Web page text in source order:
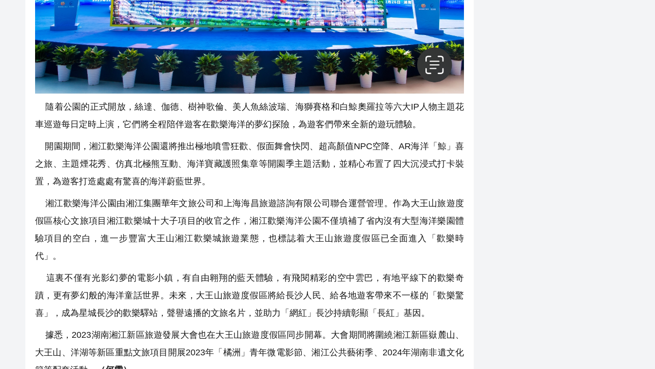
隨着公園的正式開放，絲達、伽德、樹神歌倫、美人魚絲波瑞、海獅賽格和白鯨奧羅拉等六大IP人物主題花
車巡遊每日定時上演，它們將全程陪伴遊客在歡樂海洋的夢幻探險，為遊客們帶來全新的遊玩體驗。
開園期間，湘江歡樂海洋公園還將推出極地噴雪狂歡、假面舞會快閃、超高顏值NPC空降、AR海洋「鯨」喜
之旅、主題煙花秀、仿真北極熊互動、海洋寶藏護照集章等開園季主題活動，並精心布置了四大沉浸式打卡裝
置，為遊客打造處處有驚喜的海洋蔚藍世界。
湘江歡樂海洋公園由湘江集團華年文旅公司和上海海昌旅遊諮詢有限公司聯合運營管理。作為大王山旅遊度
假區核心文旅項目湘江歡樂城十大子項目的收官之作，湘江歡樂海洋公園不僅填補了省內沒有大型海洋樂園體
驗項目的空白，進一步豐富大王山湘江歡樂城旅遊業態，也標誌着大王山旅遊度假區已全面進入「歡樂時
代」。
這裏不僅有光影幻夢的電影小鎮，有自由翱翔的藍天體驗，有飛閱精彩的空中雲巴，有地平線下的歡樂奇
蹟，更有夢幻般的海洋童話世界。未來，大王山旅遊度假區將給長沙人民、給各地遊客帶來不一樣的「歡樂驚
喜」，成為星城長沙的歡樂驛站，聲譽遠播的文旅名片，並助力「網紅」長沙持續彰顯「長紅」基因。
據悉，2023湖南湘江新區旅遊發展大會也在大王山旅遊度假區同步開幕。大會期間將圍繞湘江新區嶽麓山、
大王山、洋湖等新區重點文旅項目開展2023年「橘洲」青年微電影節、湘江公共藝術季、2024年湖南非遺文化